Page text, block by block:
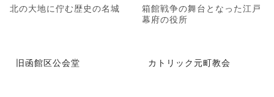
北の大地に佇む歴史の名城
箱館戦争の舞台となった江戸
幕府の役所
旧函館区公会堂 カトリック元町教会